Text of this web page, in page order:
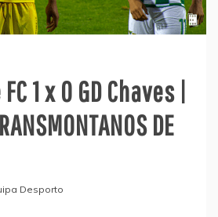
1 x 0 GD Chaves |
DE
Desporto